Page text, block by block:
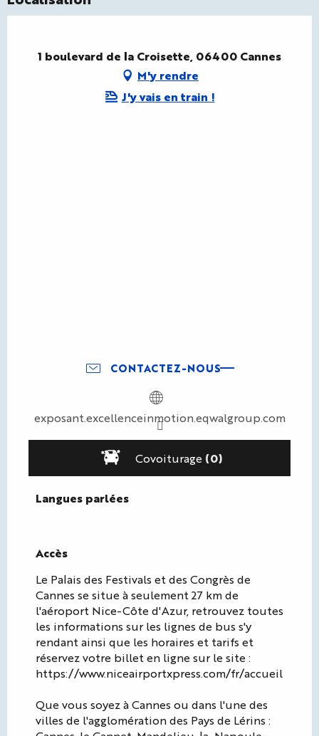
1 boulevard de la Croisette, 06400 Cannes
M'y rendre
J'y vais en train !
CONTACTEZ-NOUS
exposant.excellenceinmotion.eqwalgroup.com
Covoiturage (0)
Langues parlées
Langues parlées
Accès
Accès
Le Palais des Festivals et des Congrès de
Cannes se situe à seulement 27 km de
l'aéroport Nice-Côte d'Azur, retrouvez toutes
les informations sur les lignes de bus s'y
rendant ainsi que les horaires et tarifs et
réservez votre billet en ligne sur le site :
https://www.niceairportxpress.com/fr/accueil
Que vous soyez à Cannes ou dans l'une des
villes de l'agglomération des Pays de Lérins :